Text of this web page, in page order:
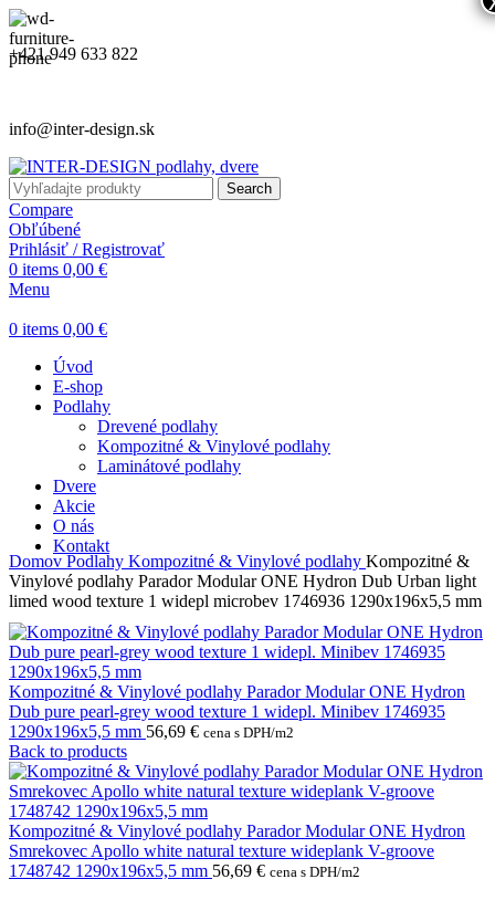
+421 949 633 822
info@inter-design.sk
Search
Compare
Obľúbené
Prihlásiť / Registrovať
0 items 0,00 €
Menu
0 items 0,00 €
Úvod
E-shop
Podlahy
Drevené podlahy
Kompozitné & Vinylové podlahy
Laminátové podlahy
Dvere
Akcie
O nás
Kontakt
Domov Podlahy Kompozitné & Vinylové podlahy Kompozitné &
Vinylové podlahy Parador Modular ONE Hydron Dub Urban light
limed wood texture 1 widepl microbev 1746936 1290x196x5,5 mm
Kompozitné & Vinylové podlahy Parador Modular ONE Hydron
Dub pure pearl-grey wood texture 1 widepl. Minibev 1746935
1290x196x5,5 mm 56,69 € cena s DPH/m2
Back to products
Kompozitné & Vinylové podlahy Parador Modular ONE Hydron
Smrekovec Apollo white natural texture wideplank V-groove
1748742 1290x196x5,5 mm 56,69 € cena s DPH/m2